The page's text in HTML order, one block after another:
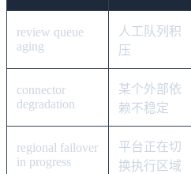
review queue
aging
人工队列积
压
connector
degradation
某个外部依
赖不稳定
regional failover
in progress
平台正在切
换执行区域